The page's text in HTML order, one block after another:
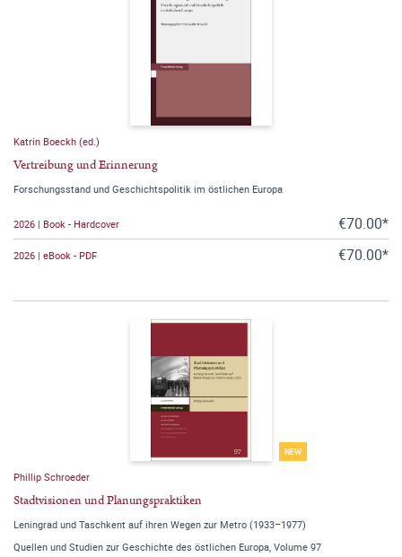
Katrin Boeckh (ed.)
Vertreibung und Erinnerung
Forschungsstand und Geschichtspolitik im östlichen Europa
2026 | Book - Hardcover €70.00*
2026 | eBook - PDF €70.00*
NEW
Phillip Schroeder
Stadtvisionen und Planungspraktiken
Leningrad und Taschkent auf ihren Wegen zur Metro (1933–1977)
Quellen und Studien zur Geschichte des östlichen Europa, Volume 97